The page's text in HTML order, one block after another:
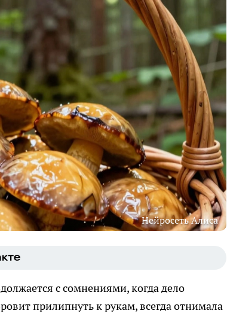
Нейросеть Алиса
с сомнениями, когда дело
прилипнуть к рукам, всегда отнимала